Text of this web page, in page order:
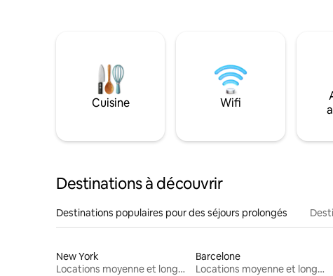
Cuisine Wifi
Destinations à découvrir
Destinations populaires pour des séjours prolongés
New York
Locations moyenne et longue durée
Barcelone
Locations moyenne et longue durée